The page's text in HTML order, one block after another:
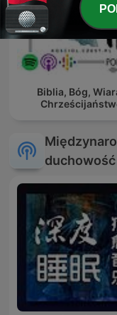
Biblia, Bóg,
duchowość